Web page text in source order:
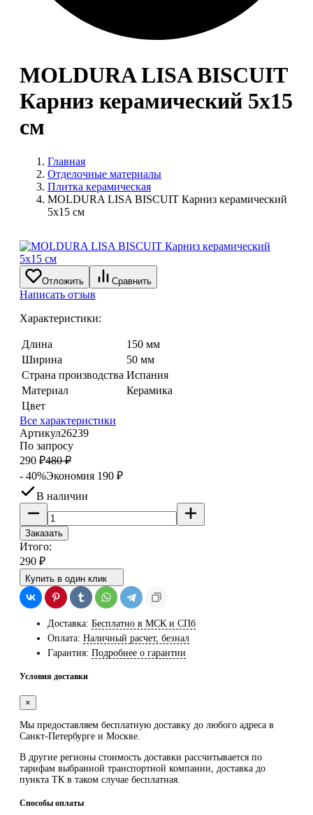
MOLDURA LISA BISCUIT
Карниз керамический 5х15
см
Главная
Отделочные материалы
Плитка керамическая
MOLDURA LISA BISCUIT Карниз керамический
5х15 см
Отложить Сравнить
Написать отзыв
Характеристики:
Длина
150 мм
Ширина
50 мм
Страна производства Испания
Материал
Керамика
Цвет
Все характеристики
Артикул26239
По запросу
290 ₽480 ₽
- 40%Экономия 190 ₽
В наличии
Заказать
Итого:
290 ₽
Купить в один клик
Доставка: Бесплатно в МСК и СПб
Оплата: Наличный расчет, безнал
Гарантия: Подробнее о гарантии
Условия доставки
×
Мы предоставляем бесплатную доставку до любого адреса в
Санкт-Петербурге и Москве.
В другие регионы стоимость доставки рассчитывается по
тарифам выбранной транспортной компании, доставка до
пункта ТК в таком случае бесплатная
Способы оплаты